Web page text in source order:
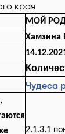
МОЙ
Хамзина
Чудеса
2.1.3.1